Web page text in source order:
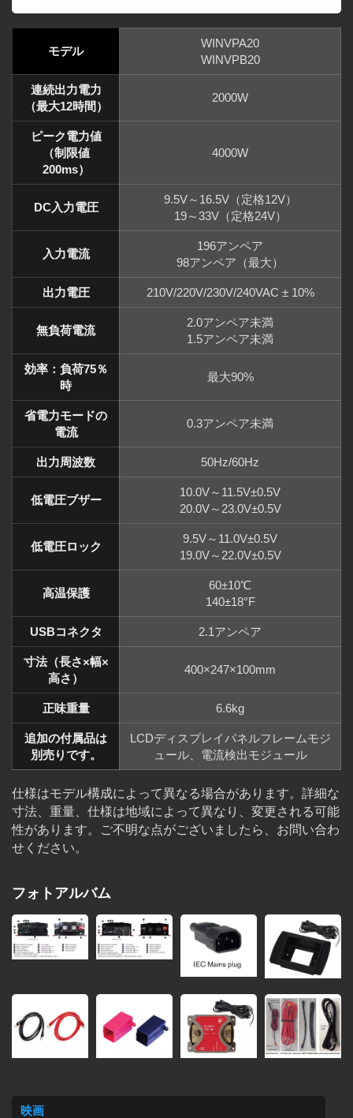
モデル
WINVPA20
WINVPB20
連続出力電力
（最大12時間）
2000W
ピーク電力値
（制限値
200ms）
4000W
DC入力電圧
9.5V～16.5V（定格12V）
19～33V（定格24V）
入力電流
196アンペア
98アンペア（最大）
出力電圧 210V/220V/230V/240VAC ± 10%
無負荷電流
2.0アンペア未満
1.5アンペア未満
効率：負荷75％
時
最大90%
省電力モードの
電流
0.3アンペア未満
出力周波数 50Hz/60Hz
低電圧ブザー
10.0V～11.5V±0.5V
20.0V～23.0V±0.5V
低電圧ロック
9.5V～11.0V±0.5V
19.0V～22.0V±0.5V
高温保護
60±10℃
140±18°F
USBコネクタ 2.1アンペア
寸法（長さ×幅×
高さ）
400×247×100mm
正味重量 6.6kg
追加の付属品は
別売りです。
LCDディスプレイパネルフレームモジ
ュール、電流検出モジュール
仕様はモデル構成によって異なる場合があります。詳細な
寸法、重量、仕様は地域によって異なり、変更される可能
性があります。ご不明な点がございましたら、お問い合わ
せください。
フォトアルバム
映画